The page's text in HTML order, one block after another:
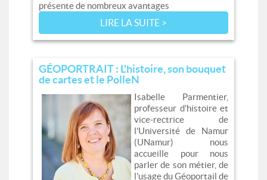
présente de nombreux avantages
LIRE LA SUITE >
GÉOPORTRAIT : L'histoire, son bouquet
de cartes et le PolleN
Isabelle Parmentier,
professeur d'histoire et
vice-rectrice de
l'Université de Namur
(UNamur) nous
accueille pour nous
parler de son métier, de
l'usage du Géoportail de